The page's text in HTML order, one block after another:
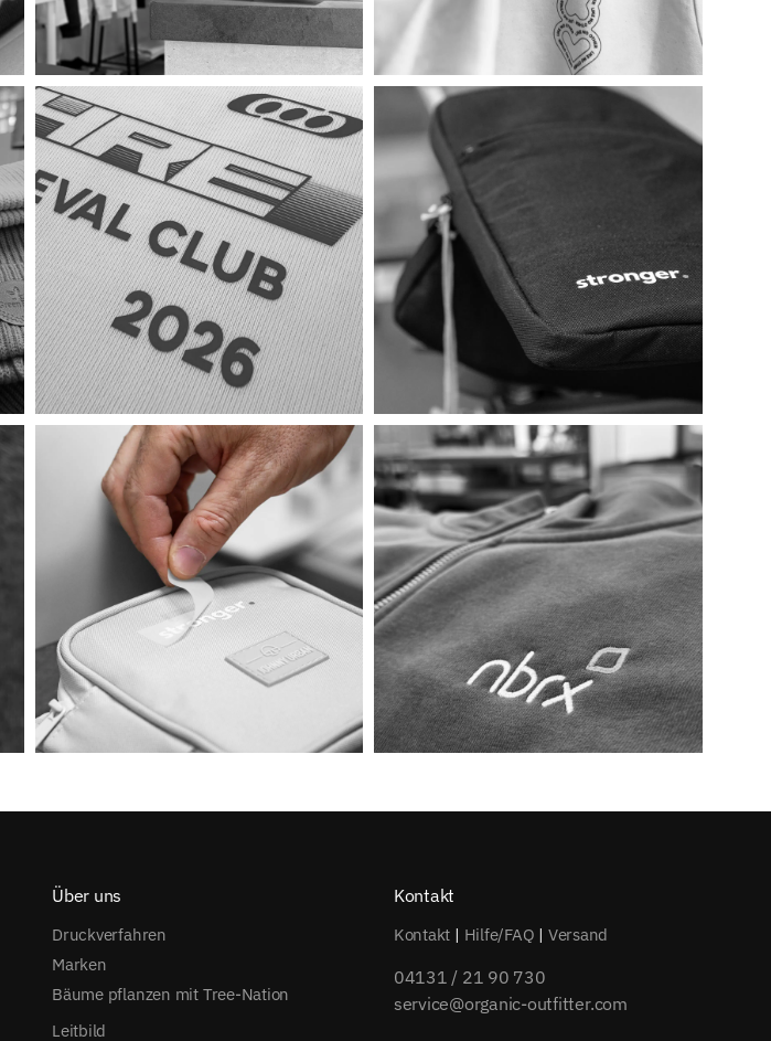
Über uns
Druckverfahren
Marken
Bäume pflanzen mit Tree-Nation
Leitbild
Kontakt
Kontakt | Hilfe/FAQ | Versand
04131 / 21 90 730
service@organic-outfitter.com